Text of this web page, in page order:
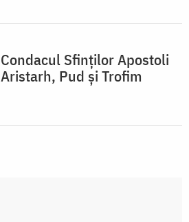
Condacul Sfinţilor Apostoli
Aristarh, Pud şi Trofim